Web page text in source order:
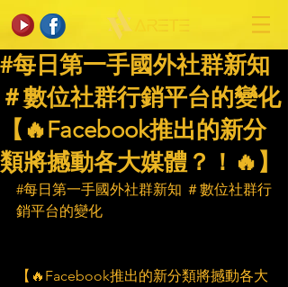
#每日第一手國外社群新知
＃數位社群行銷平台的變化
【🔥Facebook推出的新分
類將撼動各大媒體？！🔥】
#每日第一手國外社群新知 ＃數位社群行
銷平台的變化
【🔥Facebook推出的新分類將撼動各大